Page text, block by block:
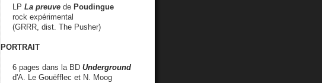
LP La preuve de Poudingue
rock expérimental
(GRRR, dist. The Pusher)
PORTRAIT
6 pages dans la BD Underground
d'A. Le Gouëfflec et N. Moog